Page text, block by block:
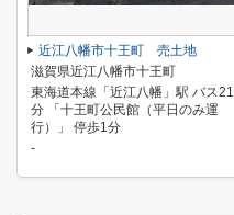
近江八幡市十王町 売土地
滋賀県近江八幡市十王町
東海道本線「近江八幡」駅 バス21
分 「十王町公民館（平日のみ運
行）」 停歩1分
-